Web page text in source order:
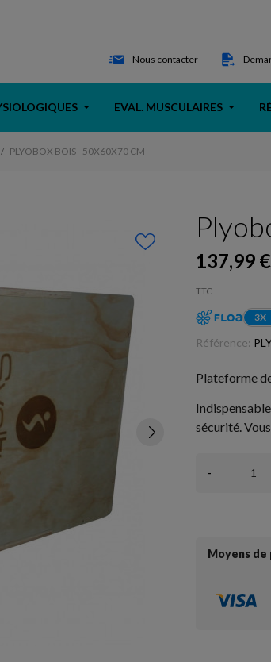
Nous contacter
EVAL. MUSCULAIRES
PLYOBOX BOIS - 50X60X70 CM
137,99 €
TTC
3X
Référence:
Plateforme
sécurité.
-
Moyens de